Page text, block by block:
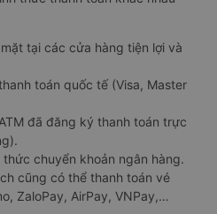
tại các cửa hàng tiện lợi và
toán quốc tế (Visa, Master
đã đăng ký thanh toán trực
chuyển khoản ngân hàng.
cũng có thể thanh toán vé
ZaloPay, AirPay, VNPay,…